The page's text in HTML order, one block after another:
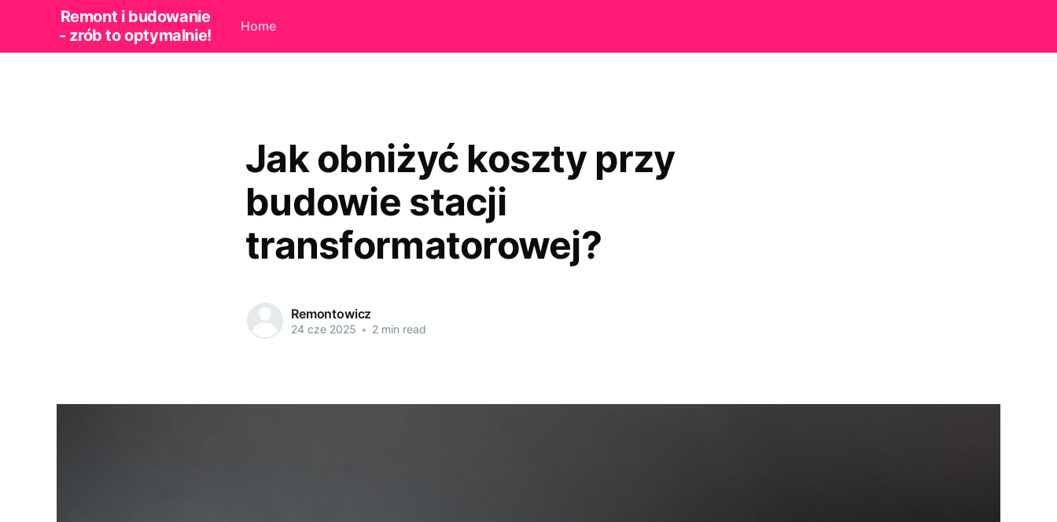
Remont i budowanie
- zrób to optymalnie!
Home
Jak obniżyć koszty przy
budowie stacji
transformatorowej?
Remontowicz
24 cze 2025 • 2 min read